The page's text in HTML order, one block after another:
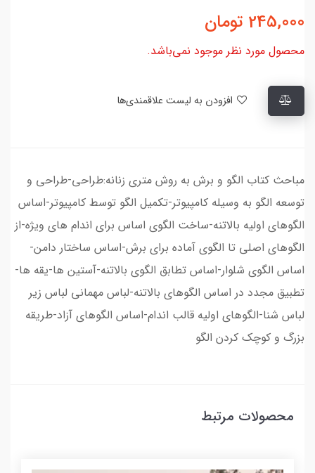
245,000 تومان
محصول مورد نظر موجود نمی‌باشد.
مباحث کتاب الگو و برش به روش متری زنانه:طراحی-طراحی و
توسعه الگو به وسیله کامپیوتر-تکمیل الگو توسط کامپیوتر-اساس
الگوهای اولیه بالاتنه-ساخت الگوی اساس برای اندام های ویژه-از
الگوهای اصلی تا الگوی آماده برای برش-اساس ساختار دامن-
اساس الگوی شلوار-اساس تطابق الگوی بالاتنه-آستین ها-یقه ها-
تطبیق مجدد در اساس الگوهای بالاتنه-لباس مهمانی لباس زیر
لباس شنا-الگوهای اولیه قالب اندام-اساس الگوهای آزاد-طریقه
بزرگ و کوچک کردن الگو
محصولات مرتبط